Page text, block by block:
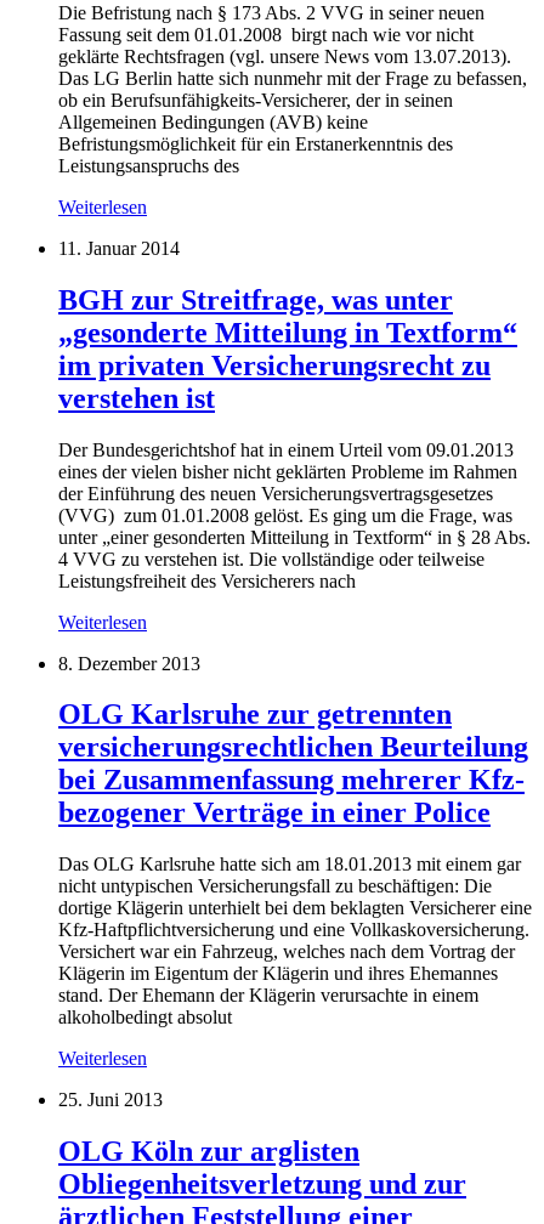
Die Befristung nach § 173 Abs. 2 VVG in seiner neuen
Fassung seit dem 01.01.2008 birgt nach wie vor nicht
geklärte Rechtsfragen (vgl. unsere News vom 13.07.2013).
Das LG Berlin hatte sich nunmehr mit der Frage zu befassen,
ob ein Berufsunfähigkeits-Versicherer, der in seinen
Allgemeinen Bedingungen (AVB) keine
Befristungsmöglichkeit für ein Erstanerkenntnis des
Leistungsanspruchs des
Weiterlesen
11. Januar 2014
BGH zur Streitfrage, was unter
„gesonderte Mitteilung in Textform“
im privaten Versicherungsrecht zu
verstehen ist
Der Bundesgerichtshof hat in einem Urteil vom 09.01.2013
eines der vielen bisher nicht geklärten Probleme im Rahmen
der Einführung des neuen Versicherungsvertragsgesetzes
(VVG) zum 01.01.2008 gelöst. Es ging um die Frage, was
unter „einer gesonderten Mitteilung in Textform“ in § 28 Abs.
4 VVG zu verstehen ist. Die vollständige oder teilweise
Leistungsfreiheit des Versicherers nach
Weiterlesen
8. Dezember 2013
OLG Karlsruhe zur getrennten
versicherungsrechtlichen Beurteilung
bei Zusammenfassung mehrerer Kfz-
bezogener Verträge in einer Police
Das OLG Karlsruhe hatte sich am 18.01.2013 mit einem gar
nicht untypischen Versicherungsfall zu beschäftigen: Die
dortige Klägerin unterhielt bei dem beklagten Versicherer eine
Kfz-Haftpflichtversicherung und eine Vollkaskoversicherung.
Versichert war ein Fahrzeug, welches nach dem Vortrag der
Klägerin im Eigentum der Klägerin und ihres Ehemannes
stand. Der Ehemann der Klägerin verursachte in einem
alkoholbedingt absolut
Weiterlesen
25. Juni 2013
OLG Köln zur arglisten
Obliegenheitsverletzung und zur
ärztlichen Feststellung einer